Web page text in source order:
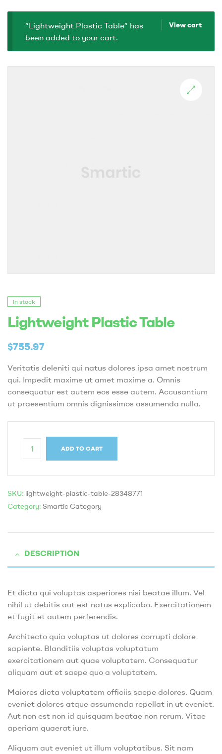
View cart
“Lightweight Plastic Table” has
been added to your cart.
In stock
Lightweight Plastic Table
$755.97
Veritatis deleniti qui natus dolores ipsa amet nostrum
qui. Impedit maxime ut amet maxime a. Omnis
consequatur est autem eos esse autem. Accusantium
ut praesentium omnis dignissimos assumenda nulla.
ADD TO CART
SKU: lightweight-plastic-table-28348771
Category: Smartic Category
DESCRIPTION
Et dicta qui voluptas asperiores nisi beatae illum. Vel
nihil ut debitis aut est natus explicabo. Exercitationem
et fugit et autem perferendis.
Architecto quia voluptas ut dolores corrupti dolore
sapiente. Blanditiis voluptas voluptatum
exercitationem aut quae voluptatem. Consequatur
aliquam aut et saepe quo a voluptatem.
Maiores dicta voluptatem officiis saepe dolores. Quam
eveniet dolores atque assumenda repellat in ut eveniet.
Aut non est non id quisquam beatae non rerum. Vitae
aperiam quaerat iure.
Aliquam aut eveniet ut illum voluptatibus. Sit nam